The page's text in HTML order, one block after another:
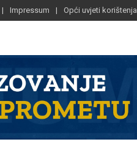
Impressum Opći uvjeti korištenja